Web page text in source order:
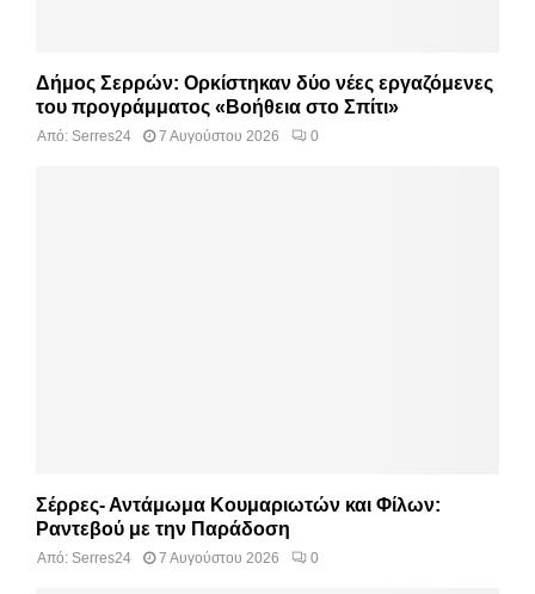
Δήμος Σερρών: Ορκίστηκαν δύο νέες εργαζόμενες
του προγράμματος «Βοήθεια στο Σπίτι»
Από: Serres24 7 Αυγούστου 2026 0
Σέρρες- Αντάμωμα Κουμαριωτών και Φίλων:
Ραντεβού με την Παράδοση
Από: Serres24 7 Αυγούστου 2026 0